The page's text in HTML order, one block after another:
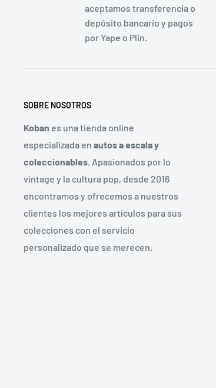
aceptamos transferencia o
depósito bancario y pagos
por Yape o Plin.
SOBRE NOSOTROS
Koban es una tienda online
especializada en autos a escala y
coleccionables. Apasionados por lo
vintage y la cultura pop, desde 2016
encontramos y ofrecemos a nuestros
clientes los mejores artículos para sus
colecciones con el servicio
personalizado que se merecen.